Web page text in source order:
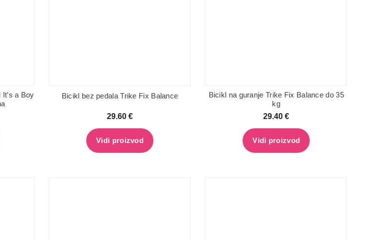
a Boy
Bicikl bez pedala Trike Fix Balance
29.60€
Vidi proizvod
Bicikl na guranje Trike Fix Balance do 35
kg
29.40€
Vidi proizvod